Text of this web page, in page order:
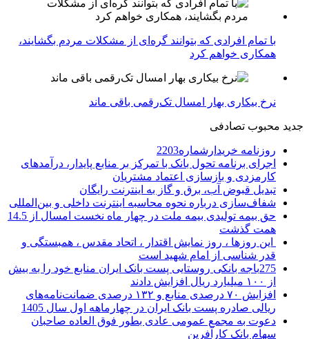
با تمام افرادی که بتوانند گره‌ای از مشکلات مردم بگشایند،
همکاری خواهم کرد
نرخ بیکاری بهار امسال تک‌رقمی باقی ماند
جدید محبوب تصادفی
روزنامه خریدارشماره2203
اجرای برنامه تحول بانک با تمرکز بر منابع پایدار، درآمدهای
کارمزدی و بازسازی اعتماد مشتریان
تبدیل قبوض آب، برق و گاز به اینترنت رایگان
شفاف‌سازی درباره نحوه محاسبه اینترنت داخلی و بین‌المللی
حق بیمه تولیدی بیمه ملت در چهار ماه نخست امسال از 14.5
همت گذشت
این روزها ، روز نمایش اقتدار ، اتحاد مقدس ، همبستگی و
قدر شناسی از امام شهید است
275باجه بانکی روستایی پست بانک ایران منابع خود را به بیش
از ۱۰۰ میلیارد ریال افزایش دادند
افزایش ۷۰ درصدی منابع و ۱۳۲ درصدی ضمانت‌نامه‌های
ریالی صادره پست بانک ایران در چهارماهه اول سال 1405
دعوت به مجمع عمومی عادی بطور فوق العاده صاحبان
سهام بانک کارآفرین